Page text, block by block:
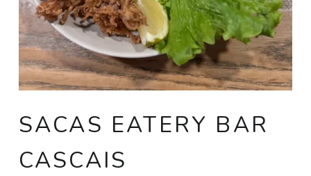
SACAS EATERY BAR
CASCAIS